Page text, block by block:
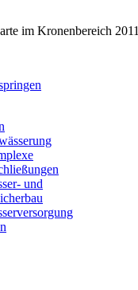
im Kronenbereich 2011
und